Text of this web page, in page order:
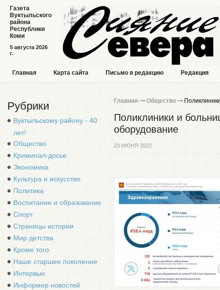
5 августа 2026
г.
Газета
Вуктыльского
района
Республики
Коми
Главная Карта сайта Письмо в редакцию Редакция
Рубрики
Вуктыльскому району - 40
лет!
Общество
Криминал-досье
Экономика
Культура и искусство
Политика
Воспитание и образование
Спорт
Страницы истории
Мир детства
Кроме того
Наше старшее поколение
Интервью
Информер новостей
Главная Общество
Поликлиники и
оборудование
23 ИЮНЯ 2022